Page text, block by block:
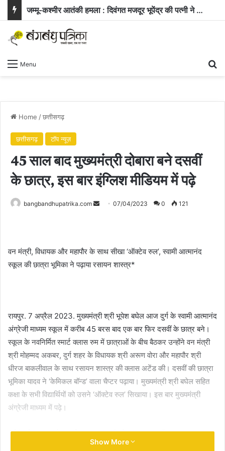
जम्मू-कश्मीर आतंकी हमला : दिवंगत मजदूर भूपेंद्र की पत्नी ने सरकार से मांगी नौकरी और बच्चे के लिए आर्थिक सहायता
Menu
Home /छत्तीसगढ़
छत्तीसगढ़ टॉप न्यूज़
45 साल बाद मुख्यमंत्री दोबारा बने दसवीं
के छात्र, इस बार इंग्लिश मीडियम में पढ़े
bangbandhupatrika.com
Send07/04/2023 0 121
वन मंत्री, विधायक और महापौर के साथ सीखा ‘ऑक्टेव रुल’, स्वामी आत्मानंद
स्कूल की छात्रा भूमिका ने पढ़ाया रसायन शास्त्र*
रायपुर. 7 अप्रैल 2023. मुख्यमंत्री श्री भूपेश बघेल आज दुर्ग के स्वामी आत्मानंद
अंग्रेजी माध्यम स्कूल में करीब 45 बरस बाद एक बार फिर दसवीं के छात्र बने।
स्कूल के नवनिर्मित स्मार्ट क्लास रुम में छात्राओं के बीच बैठकर उन्होंने वन मंत्री
श्री मोहम्मद अकबर, दुर्ग शहर के विधायक श्री अरूण वोरा और महापौर श्री
धीरज बाकलीवाल के साथ रसायन शास्त्र की क्लास अटेंड की। दसवीं की छात्रा
भूमिका यादव ने ‘केमिकल बॉन्ड’ वाला चैप्टर पढ़ाया। मुख्यमंत्री श्री बघेल सहित
कक्षा के सभी विद्यार्थियों को उसने ‘ऑक्टेव रुल’ सिखाया। इस बार मुख्यमंत्री
अंग्रेजी माध्यम में पढ़े।
दुर्ग के दीपक नगर के स्वामी आत्मानंद अंग्रेजी माध्यम स्कूल में आज यह नजारा
दिखा। भेंट-मुलाकात के लिए दुर्ग पहुंचे मुख्यमंत्री श्री भूपेश बघेल ने आज इस
Show More